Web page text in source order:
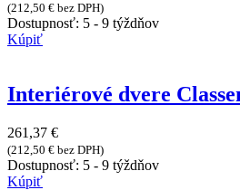
(212,50 € bez DPH)
Dostupnosť: 5 - 9 týždňov
Kúpiť
Interiérové dvere
261,37 €
(212,50 € bez DPH)
Dostupnosť: 5 - 9 týždňov
Kúpiť